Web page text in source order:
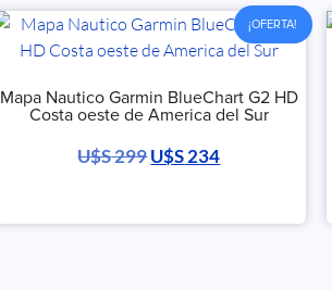
¡OFERTA!
Mapa Nautico Garmin BlueChart G2 HD
Costa oeste de America del Sur
U$S299U$S234